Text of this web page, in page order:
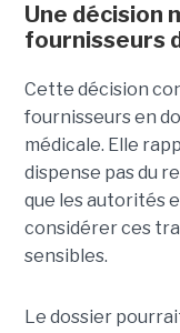
Une décision
fournisseurs
Cette décision
fournisseurs en
médicale. Elle
dispense pas du
que les autorités
considérer ces
sensibles.
Le dossier